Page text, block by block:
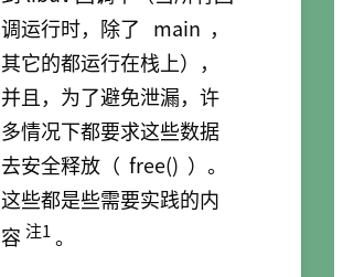
调运行时，除了 main ，
其它的都运行在栈上），
并且，为了避免泄漏，许
多情况下都要求这些数据
去安全释放（ free() ）。
这些都是些需要实践的内
容 注1。